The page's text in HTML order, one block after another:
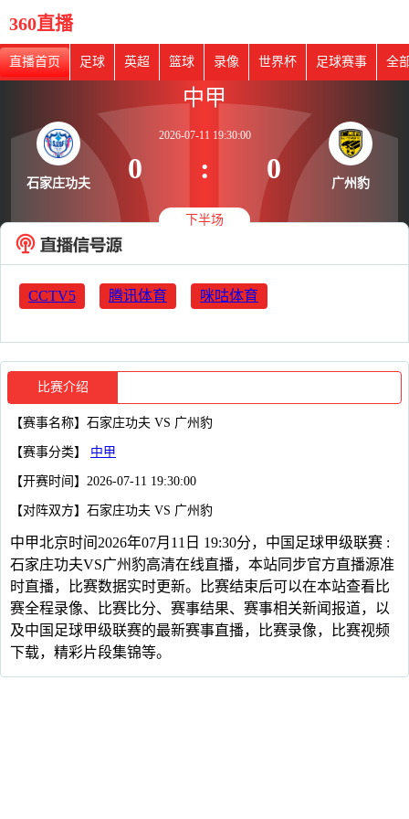
360直播
直播首页 足球 英超 篮球 录像 世界杯 足球赛事 全
石家庄功夫
中甲
2026-07-11 19:30:00
0 : 0
下半场
广州豹
CCTV5 腾讯体育 咪咕体育
比赛介绍
【赛事名称】石家庄功夫 VS 广州豹
【赛事分类】 中甲
【开赛时间】2026-07-11 19:30:00
【对阵双方】石家庄功夫 VS 广州豹
中甲北京时间2026年07月11日 19:30分，中国足球甲级联赛 :
石家庄功夫VS广州豹高清在线直播，本站同步官方直播源准
时直播，比赛数据实时更新。比赛结束后可以在本站查看比
赛全程录像、比赛比分、赛事结果、赛事相关新闻报道，以
及中国足球甲级联赛的最新赛事直播，比赛录像，比赛视频
下载，精彩片段集锦等。